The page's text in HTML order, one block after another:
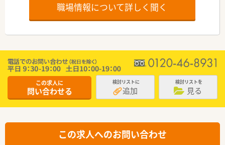
職場情報について詳しく聞く
この求人に
問い合わせる
検討リストに
追加
検討リストを
見る
この求人へのお問い合わせ